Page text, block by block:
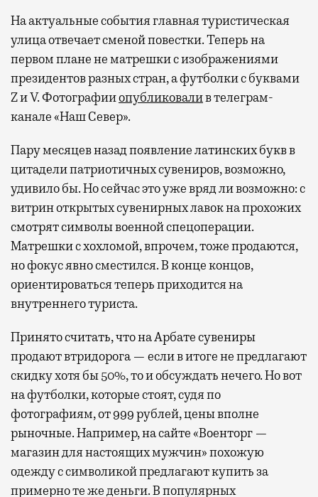
На актуальные события главная туристическая
улица отвечает сменой повестки. Теперь на
первом плане не матрешки с изображениями
президентов разных стран, а футболки с буквами
Z и V. Фотографииопубликовалив телеграм-
канале «Наш Север».
Пару месяцев назад появление латинских букв в
цитадели патриотичных сувениров, возможно,
удивило бы. Но сейчас это уже вряд ли возможно: с
витрин открытых сувенирных лавок на прохожих
смотрят символы военной спецоперации.
Матрешки с хохломой, впрочем, тоже продаются,
но фокус явно сместился. В конце концов,
ориентироваться теперь приходится на
внутреннего туриста.
Принято считать, что на Арбате сувениры
продают втридорога — если в итоге не предлагают
скидку хотя бы 50%, то и обсуждать нечего. Но вот
на футболки, которые стоят, судя по
фотографиям, от 999 рублей, цены вполне
рыночные. Например, на сайте «Военторг —
магазин для настоящих мужчин» похожую
одежду с символикой предлагают купить за
примерно те же деньги. В популярных